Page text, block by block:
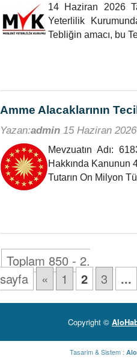
14 Haziran 2026
Yeterlilik
Tebliğin amacı, bu
Amme Alacaklarının
Yazan:admin 15 Haziran 2026
Mevzuatın Adı:
Hakkında Kanunun
Tutarın On Milyon
Toplam 850 - 2.
sayfa
« 1 2 3 ...
Copyright ©
Tasarim & Sistem :